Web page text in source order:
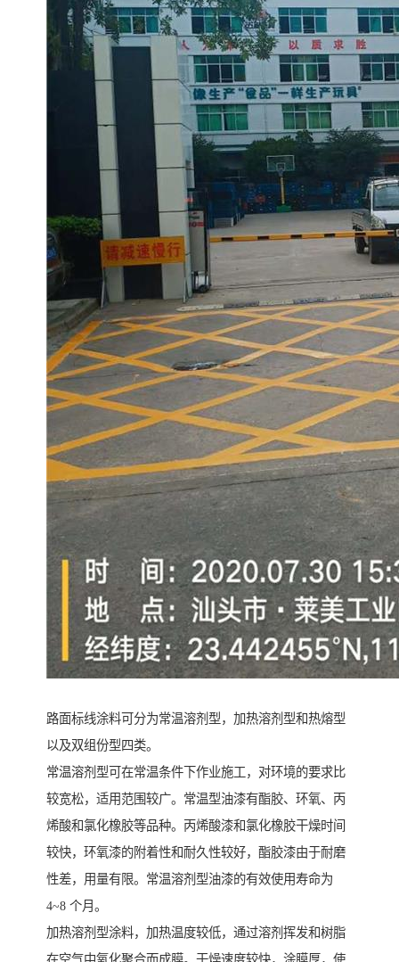
路面标线涂料可分为常温溶剂型，加热溶剂型和热熔型
以及双组份型四类。
常温溶剂型可在常温条件下作业施工，对环境的要求比
较宽松，适用范围较广。常温型油漆有酯胶、环氧、丙
烯酸和氯化橡胶等品种。丙烯酸漆和氯化橡胶干燥时间
较快，环氧漆的附着性和耐久性较好，酯胶漆由于耐磨
性差，用量有限。常温溶剂型油漆的有效使用寿命为
4~8 个月。
加热溶剂型涂料，加热温度较低，通过溶剂挥发和树脂